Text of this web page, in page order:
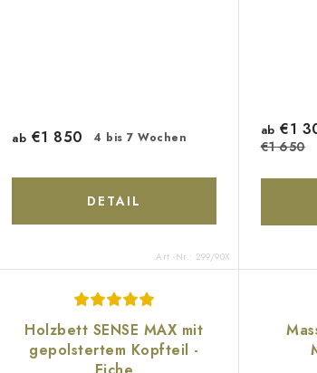
4 bis 7 Wochen
ab €1 850
DETAIL
Art.-Nr.: 299/90X
ab €1
€1 650
Holzbett SENSE MAX mit
gepolstertem Kopfteil -